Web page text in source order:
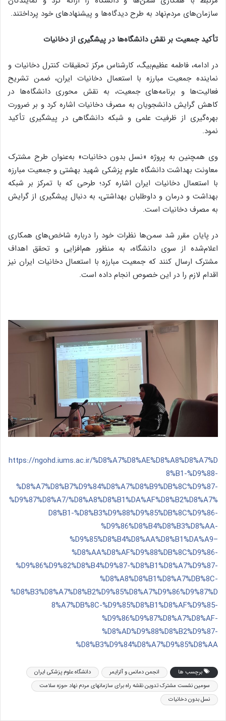
سازمان‌های مردم‌نهاد به طرح دیدگاه‌ها و پیشنهادهای خود پرداختند.
تأکید جمعیت بر نقش دانشگاه‌ها در پیشگیری از دخانیات
در ادامه، فاطمه عظیم‌بیگ، کارشناس مرکز تحقیقات کنترل دخانیات و
نماینده جمعیت مبارزه با استعمال دخانیات ایران، ضمن تشریح
فعالیت‌ها و برنامه‌های جمعیت، به نقش محوری دانشگاه‌ها در
کاهش گرایش دانشجویان به مصرف دخانیات اشاره کرد و بر ضرورت
بهره‌گیری از ظرفیت علمی و شبکه دانشگاهی در پیشگیری تأکید
نمود.
وی همچنین به پروژه «نسل بدون دخانیات» به‌عنوان طرح مشترک
معاونت بهداشت دانشگاه علوم پزشکی شهید بهشتی و جمعیت مبارزه
با استعمال دخانیات ایران اشاره کرد؛ طرحی که با تمرکز بر شبکه
بهداشت و درمان و داوطلبان بهداشتی، به دنبال پیشگیری از گرایش
به مصرف دخانیات است.
در پایان مقرر شد سمن‌ها نظرات خود را درباره شاخص‌های همکاری
اعلام‌شده از سوی دانشگاه، به منظور هم‌افزایی و تحقق اهداف
مشترک ارسال کنند که جمعیت مبارزه با استعمال دخانیات ایران نیز
اقدام لازم را در این خصوص انجام داده است.
https://ngohd.iums.ac.ir/%D8%A7%D8%AE%D8%A8%D8%A7%D
8%B1-%D9%88-
%D8%A7%D8%B7%D9%84%D8%A7%D8%B9%DB%8C%D9%87-
%D9%87%D8%A7/%D8%A8%D8%B1%DA%AF%D8%B2%D8%A7%
D8%B1-%D8%B3%D9%88%D9%85%DB%8C%D9%86-
%D9%86%D8%B4%D8%B3%D8%AA-
%D9%85%D8%B4%D8%AA%D8%B1%DA%A9–
%D8%AA%D8%AF%D9%88%DB%8C%D9%86-
%D9%86%D9%82%D8%B4%D9%87-%D8%B1%D8%A7%D9%87-
%D8%A8%D8%B1%D8%A7%DB%8C-
%D8%B3%D8%A7%D8%B2%D9%85%D8%A7%D9%86%D9%87%D
8%A7%DB%8C-%D9%85%D8%B1%D8%AF%D9%85-
%D9%86%D9%87%D8%A7%D8%AF-
%D8%AD%D9%88%D8%B2%D9%87-
%D8%B3%D9%84%D8%A7%D9%85%D8%AA
برچسب ها انجمن دمانس و آلزایمر
دانشگاه علوم پزشکی ایران
سومین نشست مشترک تدوین نقشه راه برای سازمانهای مردم نهاد حوزه سلامت
نسل بدون دخانیات